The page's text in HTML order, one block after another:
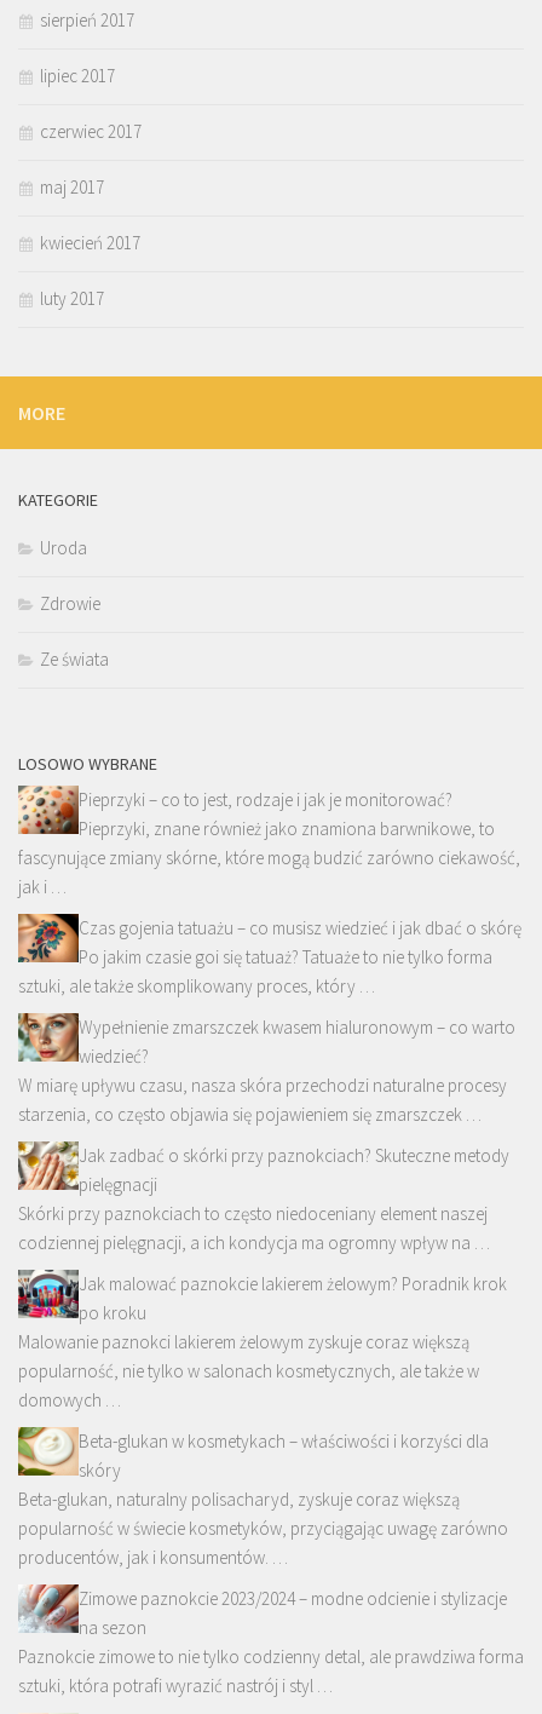
sierpień 2017
lipiec 2017
czerwiec 2017
maj 2017
kwiecień 2017
luty 2017
MORE
KATEGORIE
Uroda
Zdrowie
Ze świata
LOSOWO WYBRANE
Pieprzyki – co to jest, rodzaje i jak je monitorować?
Pieprzyki, znane również jako znamiona barwnikowe, to
fascynujące zmiany skórne, które mogą budzić zarówno ciekawość,
jak i …
Czas gojenia tatuażu – co musisz wiedzieć i jak dbać o skórę
Po jakim czasie goi się tatuaż? Tatuaże to nie tylko forma
sztuki, ale także skomplikowany proces, który …
Wypełnienie zmarszczek kwasem hialuronowym – co warto
wiedzieć?
W miarę upływu czasu, nasza skóra przechodzi naturalne procesy
starzenia, co często objawia się pojawieniem się zmarszczek …
Jak zadbać o skórki przy paznokciach? Skuteczne metody
pielęgnacji
Skórki przy paznokciach to często niedoceniany element naszej
codziennej pielęgnacji, a ich kondycja ma ogromny wpływ na …
Jak malować paznokcie lakierem żelowym? Poradnik krok
po kroku
Malowanie paznokci lakierem żelowym zyskuje coraz większą
popularność, nie tylko w salonach kosmetycznych, ale także w
domowych …
Beta-glukan w kosmetykach – właściwości i korzyści dla
skóry
Beta-glukan, naturalny polisacharyd, zyskuje coraz większą
popularność w świecie kosmetyków, przyciągając uwagę zarówno
producentów, jak i konsumentów. …
Zimowe paznokcie 2023/2024 – modne odcienie i stylizacje
na sezon
Paznokcie zimowe to nie tylko codzienny detal, ale prawdziwa forma
sztuki, która potrafi wyrazić nastrój i styl …